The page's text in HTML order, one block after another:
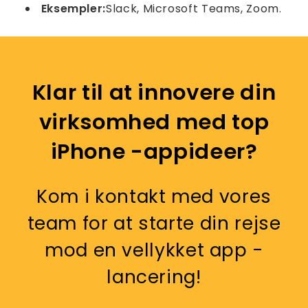
Eksempler:Slack, Microsoft Teams, Zoom.
Klar til at innovere din
virksomhed med top
iPhone -appideer?
Kom i kontakt med vores
team for at starte din rejse
mod en vellykket app -
lancering!